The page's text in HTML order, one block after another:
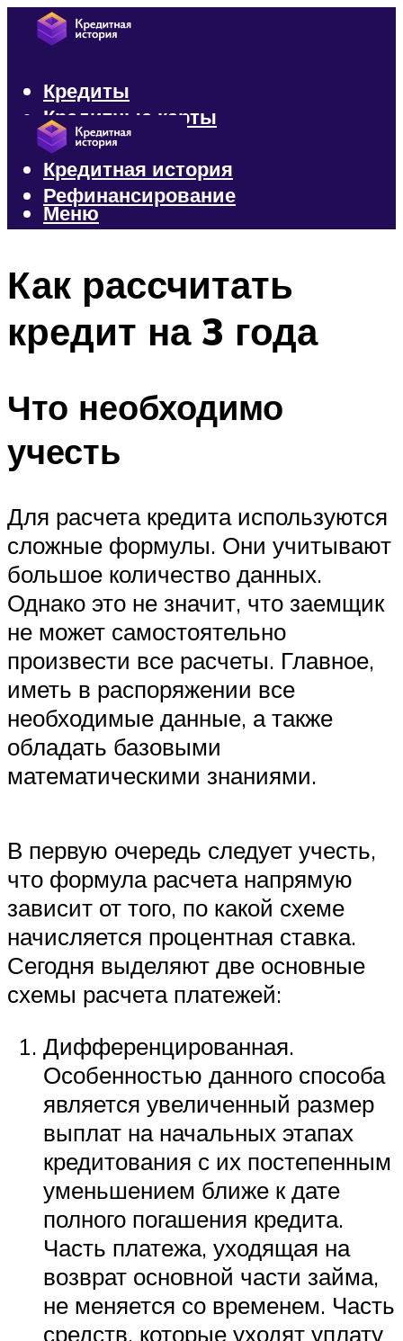
Кредиты
Кредитные карты
Микрозаймы
Кредитная история
Рефинансирование
Меню
Как рассчитать
кредит на 3 года
Что необходимо
учесть
Для расчета кредита используются
сложные формулы. Они учитывают
большое количество данных.
Однако это не значит, что заемщик
не может самостоятельно
произвести все расчеты. Главное,
иметь в распоряжении все
необходимые данные, а также
обладать базовыми
математическими знаниями.
В первую очередь следует учесть,
что формула расчета напрямую
зависит от того, по какой схеме
начисляется процентная ставка.
Сегодня выделяют две основные
схемы расчета платежей:
Дифференцированная.
Особенностью данного способа
является увеличенный размер
выплат на начальных этапах
кредитования с их постепенным
уменьшением ближе к дате
полного погашения кредита.
Часть платежа, уходящая на
возврат основной части займа,
не меняется со временем. Часть
средств, которые уходят уплату